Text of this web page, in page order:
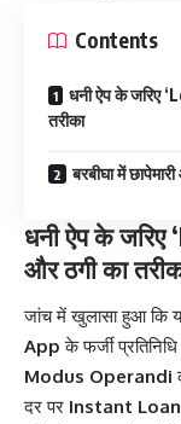
Contents
धनी ऐप के जरिए
तरीका
बरबीघा में
धनी ऐप के
और ठगी का
जांच में खुलासा हुआ कि
App के फर्जी
Modus Operandi
दर पर Instant Loan